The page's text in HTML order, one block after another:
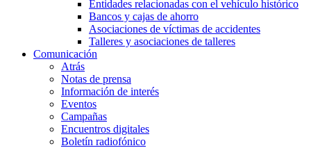
Entidades relacionadas con el vehículo histórico
Bancos y cajas de ahorro
Asociaciones de víctimas de accidentes
Talleres y asociaciones de talleres
Comunicación
Atrás
Notas de prensa
Información de interés
Eventos
Campañas
Encuentros digitales
Boletín radiofónico